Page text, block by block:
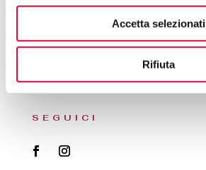
Accetta selezionati
Rifiuta
ORARI
05.02.2026 ore 18:00 – 24:00
06.02.2026 ore 18:00 – 24:00
07.02.2026 ore 12:00 – 24:00
08.02.2026 ore 11:00 – 20:00
SEGUICI